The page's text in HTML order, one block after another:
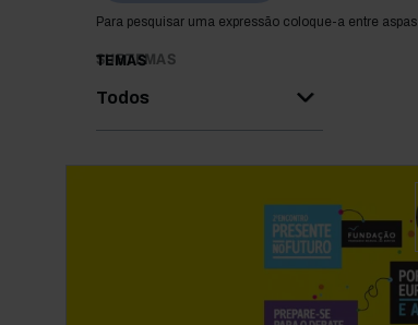
Para pesquisar uma expressão coloque-a entre aspas
TEMAS
Todos
SUBTEMAS